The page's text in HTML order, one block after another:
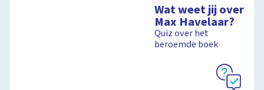
Wat weet jij over
Max Havelaar?
Quiz over het
beroemde boek